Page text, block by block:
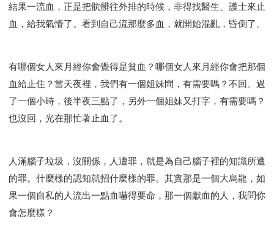
結果一流血，正是把骯髒往外排的時候，非得找醫生、護士來止
血，給我氣懵了。看到自己流那麼多血，就開始混亂，昏倒了。
有哪個女人來月經你會覺得是貧血？哪個女人來月經你會把那個
血給止住？當天夜裡，我們有一個姐妹問，有需要嗎？不回。過
了一個小時，後半夜三點了，另外一個姐妹又打字，有需要嗎？
也沒回，光在那忙著止血了。
人滿腦子垃圾，沒關係，人遭罪，就是為自己腦子裡的知識所遭
的罪。什麼樣的認知就招什麼樣的罪。其實那是一個大烏龍，如
果一個自私的人流出一點血嚇得要命，那一個獻血的人，我問你
會怎麼樣？